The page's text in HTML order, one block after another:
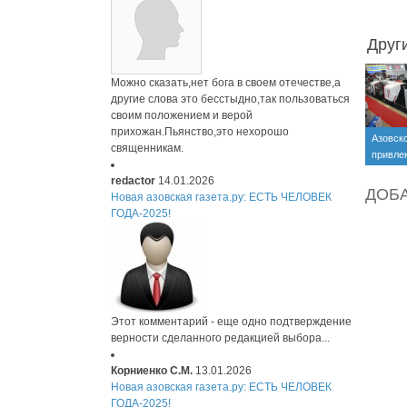
Можно сказать,нет бога в своем отечестве,а
другие слова это бесстыдно,так пользоваться
своим положением и верой
прихожан.Пьянство,это нехорошо
священникам.
redactor 14.01.2026
Новая азовская газета.ру: ЕСТЬ ЧЕЛОВЕК
ГОДА-2025!
Этот комментарий - еще одно подтверждение
верности сделанного редакцией выбора...
Корниенко С.М. 13.01.2026
Новая азовская газета.ру: ЕСТЬ ЧЕЛОВЕК
ГОДА-2025!